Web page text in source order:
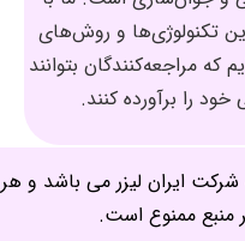
تکنولوژی‌ها و روش‌های
که مراجعه‌کنندگان بتوانند
خود را برآورده کنند.
ایران لیزر می باشد و هر
منبع ممنوع است.